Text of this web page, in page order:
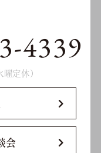
4339
定休）
会